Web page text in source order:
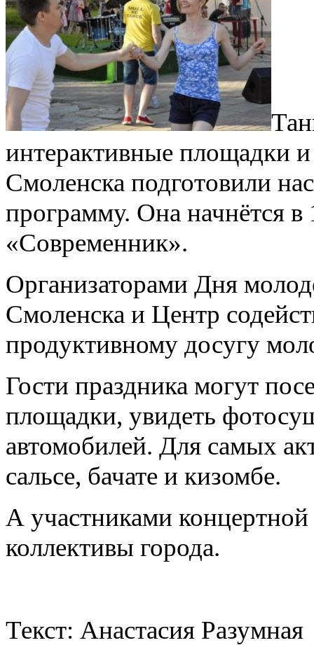
интерактивные площадки
Смоленска подготовили
программу. Она начнётся
«Современник».
Организаторами Дня
Смоленска и Центр
продуктивному досугу
Гости праздника могут
площадки, увидеть
автомобилей. Для самых
сальсе, бачате и кизомбе.
А участниками
коллективы города.
Текст: Анастасия Разумная